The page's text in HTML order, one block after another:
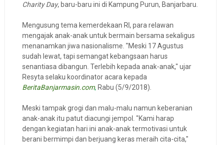
Charity Day, baru-baru ini di Kampung Purun, Banjarbaru.
Mengusung tema kemerdekaan RI, para relawan
mengajak anak-anak untuk bermain bersama sekaligus
menanamkan jiwa nasionalisme. "Meski 17 Agustus
sudah lewat, tapi semangat kebangsaan harus
senantiasa dibangun. Terlebih kepada anak-anak," ujar
Resyta selaku koordinator acara kepada
BeritaBanjarmasin.com, Rabu (5/9/2018).
Meski tampak grogi dan malu-malu namun keberanian
anak-anak itu patut diacungi jempol. "Kami harap
dengan kegiatan hari ini anak-anak termotivasi untuk
berani bermimpi dan berjuang keras meraih cita-cita,"